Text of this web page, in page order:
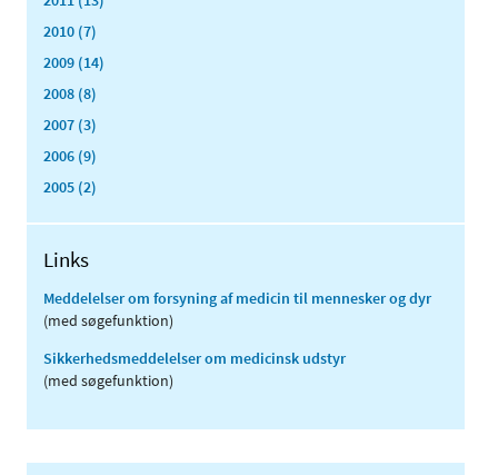
2010 (7)
2009 (14)
2008 (8)
2007 (3)
2006 (9)
2005 (2)
Links
Meddelelser om forsyning af medicin til mennesker og dyr
(med søgefunktion)
Sikkerhedsmeddelelser om medicinsk udstyr
(med søgefunktion)